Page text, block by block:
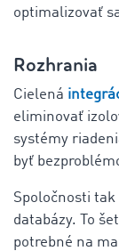
optimalizovať
Rozhrania
Cielená
eliminovať
systémy
byť
Spoločnosti
databázy. To
potrebné na